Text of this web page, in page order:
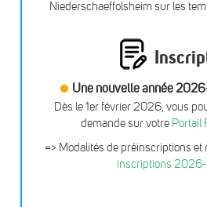
Niederschaeffolsheim sur les
Une nouvelle année
Dès le 1er février 2026, vous
demande sur votre Portail
=> Modalités de préinscriptions
inscriptions